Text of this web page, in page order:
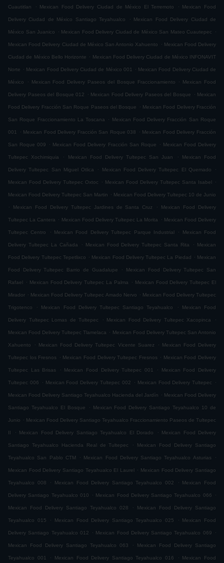
Cuautitlan . Mexican Food Delivery Ciudad de México El Terremoto . Mexican Food
Delivery Ciudad de México Santiago Teyahualco . Mexican Food Delivery Ciudad de
México San Juanico . Mexican Food Delivery Ciudad de México San Mateo Cuautepec .
Mexican Food Delivery Ciudad de México San Antonio Xahuento . Mexican Food Delivery
Ciudad de México Bello Horizonte . Mexican Food Delivery Ciudad de México INFONAVIT
Norte . Mexican Food Delivery Ciudad de México 001 . Mexican Food Delivery Ciudad de
México . Mexican Food Delivery Paseos del Bosque Fraccionamiento . Mexican Food
Delivery Paseos del Bosque 012 . Mexican Food Delivery Paseos del Bosque . Mexican
Food Delivery Fracción San Roque Paseos del Bosque . Mexican Food Delivery Fracción
San Roque Fraccionamiento La Toscana . Mexican Food Delivery Fracción San Roque
001 . Mexican Food Delivery Fracción San Roque 038 . Mexican Food Delivery Fracción
San Roque 009 . Mexican Food Delivery Fracción San Roque . Mexican Food Delivery
Tultepec Xochimiquia . Mexican Food Delivery Tultepec San Juan . Mexican Food
Delivery Tultepec San Miguel Otlica . Mexican Food Delivery Tultepec El Quemado .
Mexican Food Delivery Tultepec Oxtoc . Mexican Food Delivery Tultepec Santa Isabel .
Mexican Food Delivery Tultepec San Martin . Mexican Food Delivery Tultepec 10 de Junio
.
Mexican Food Delivery Tultepec Jardines de Santa Cruz . Mexican Food Delivery
Tultepec La Cantera . Mexican Food Delivery Tultepec La Morita . Mexican Food Delivery
Tultepec Centro . Mexican Food Delivery Tultepec Parque Industrial . Mexican Food
Delivery Tultepec La Cañada . Mexican Food Delivery Tultepec Santa Rita . Mexican
Food Delivery Tultepec Tepetlixco . Mexican Food Delivery Tultepec La Piedad . Mexican
Food Delivery Tultepec Barrio de Guadalupe . Mexican Food Delivery Tultepec San
Rafael . Mexican Food Delivery Tultepec La Palma . Mexican Food Delivery Tultepec El
Mirador . Mexican Food Delivery Tultepec Amado Nervo . Mexican Food Delivery Tultepec
Trigotenco . Mexican Food Delivery Tultepec Santiago Teyahualco . Mexican Food
Delivery Tultepec Lomas de Tultepec . Mexican Food Delivery Tultepec Xacopinca .
Mexican Food Delivery Tultepec Tlamelaca . Mexican Food Delivery Tultepec San Antonio
Xahuento . Mexican Food Delivery Tultepec Vicente Suarez . Mexican Food Delivery
Tultepec los Fresnos . Mexican Food Delivery Tultepec Fresnos . Mexican Food Delivery
Tultepec Las Brisas . Mexican Food Delivery Tultepec 001 . Mexican Food Delivery
Tultepec 006 . Mexican Food Delivery Tultepec 002 . Mexican Food Delivery Tultepec .
Mexican Food Delivery Santiago Teyahualco Hacienda del Jardín . Mexican Food Delivery
Santiago Teyahualco El Bosque . Mexican Food Delivery Santiago Teyahualco 10 de
Junio . Mexican Food Delivery Santiago Teyahualco Fraccionamiento Paseos de Tultepec
II . Mexican Food Delivery Santiago Teyahualco El Dorado . Mexican Food Delivery
Santiago Teyahualco Hacienda Real de Tultepec . Mexican Food Delivery Santiago
Teyahualco San Pablo CTM . Mexican Food Delivery Santiago Teyahualco Asturias .
Mexican Food Delivery Santiago Teyahualco El Laurel . Mexican Food Delivery Santiago
Teyahualco 008 . Mexican Food Delivery Santiago Teyahualco 002 . Mexican Food
Delivery Santiago Teyahualco 010 . Mexican Food Delivery Santiago Teyahualco 066 .
Mexican Food Delivery Santiago Teyahualco 028 . Mexican Food Delivery Santiago
Teyahualco 015 . Mexican Food Delivery Santiago Teyahualco 025 . Mexican Food
Delivery Santiago Teyahualco 012 . Mexican Food Delivery Santiago Teyahualco 069 .
Mexican Food Delivery Santiago Teyahualco 063 . Mexican Food Delivery Santiago
Teyahualco 001 . Mexican Food Delivery Santiago Teyahualco 016 . Mexican Food